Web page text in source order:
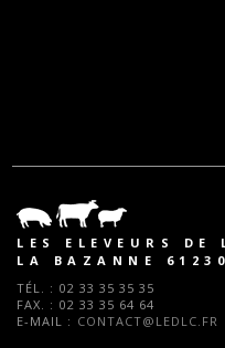
LES ELEVEURS DE
LA BAZANNE
TÉL. : 02 33 35 35 35
FAX. : 02 33 35 64 64
E-MAIL : CONTACT@LEDLC.FR